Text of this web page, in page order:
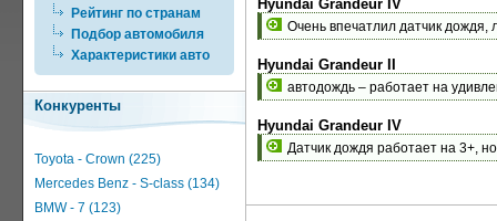
Рейтинг по странам
Подбор автомобиля
Характеристики авто
Конкуренты
Toyota - Crown (225)
Mercedes Benz - S-class (134)
BMW - 7 (123)
Hyundai Grandeur IV
Очень впечатлил датчик дождя,
Hyundai Grandeur II
автодождь – работает на
Hyundai Grandeur IV
Датчик дождя работает на 3+,